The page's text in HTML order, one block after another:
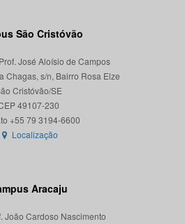
São Cristóvão
José Aloísio de Campos
Chagas, s/n, Bairro Rosa Elze
Cristóvão/SE
49107-230
Localização
Aracaju
João Cardoso Nascimento